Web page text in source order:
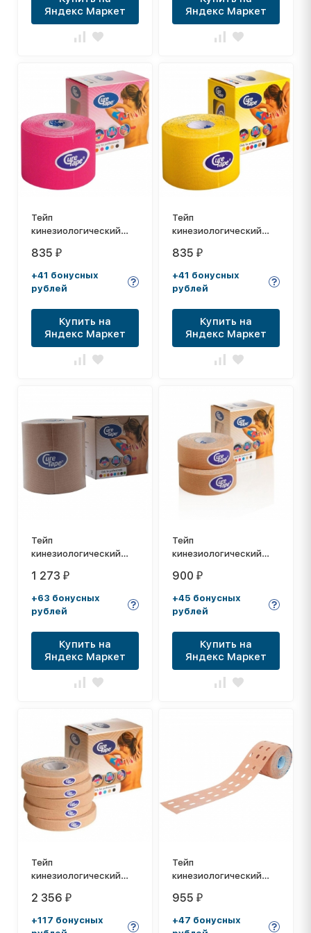
Яндекс Маркет
Яндекс Маркет
Тейп
кинезиологический
м, арт. 160165,
розовый
835₽
+41 бонусных
рублей
Купить на
Яндекс Маркет
Тейп
кинезиологический
5 м, арт. 161087,
желтый
835₽
+41 бонусных
рублей
Купить на
Яндекс Маркет
Тейп
кинезиологический
см x 5 м, арт. 160257,
телесный
1 273₽
+63 бонусных
рублей
Купить на
Яндекс Маркет
Тейп
кинезиологический
см x 5 м, уп. 2 шт, арт.
160288, телесный
900₽
+45 бонусных
рублей
Купить на
Яндекс Маркет
Тейп
кинезиологический
x 5 м, уп. 5 шт, арт.
160929, телесный
2 356₽
+117 бонусных
Тейп
кинезиологический
Neutral, 5 см x 5 м,
арт. 160622,
перфорированный,
955₽
+47 бонусных